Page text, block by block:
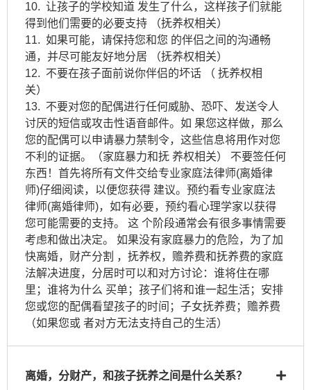
10. 让孩子的学校知道 发生了什么，这样孩子们就能
得到他们需要的必要支持 （抚养权相关）
11. 如果可能，请保持您和您 的伴侣之间的沟通畅
通，并尽可能友好地分居 （抚养权相关）
12. 不要在孩子面前说你伴侣的坏话 （ 抚养权相
关）
13. 不要对您的配偶进行任何威胁、恐吓、发送令人
讨厌的短信或攻击性语音邮件。如 果您这样做，那么
您的配偶可以申请暴力禁制令，这些信息将用作对您
不利的证据。（家庭暴力和抚 养权相关） 不要签任何
东西！首先将所有文件交给专业家庭法律师(离婚律
师)仔细阅读，以便您获得 建议。预约看专业家庭法
律师(离婚律师)，如有必要，预约看心理学家以获得
您可能需要的支持。 这 个阶段通常会有很多事情需要
考虑和做出决定。 如果没有家庭暴力的危险，为了加
快离婚，财产分割 ，抚养权，赡养费和抚养费的家庭
法解决进度，分居时可以和对方讨论：谁将住在哪
里；谁将为什么 买单；孩子们将和谁一起生活；安排
您或您的配偶看望孩子的时间；子女抚养费；赡养费
（如果您或 者对方无法支持自己的生活）
离婚，分财产，和孩子抚养之间是什么关系？